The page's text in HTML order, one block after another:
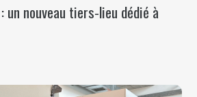
un nouveau tiers-lieu dédié à